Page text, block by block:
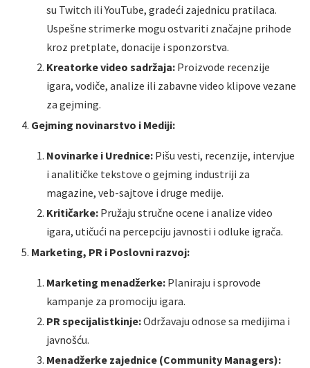
su Twitch ili YouTube, gradeći zajednicu pratilaca.
Uspešne strimerke mogu ostvariti značajne prihode
kroz pretplate, donacije i sponzorstva.
Kreatorke video sadržaja: Proizvode recenzije
igara, vodiče, analize ili zabavne video klipove vezane
za gejming.
Gejming novinarstvo i Mediji:
Novinarke i Urednice: Pišu vesti, recenzije, intervjue
i analitičke tekstove o gejming industriji za
magazine, veb-sajtove i druge medije.
Kritičarke: Pružaju stručne ocene i analize video
igara, utičući na percepciju javnosti i odluke igrača.
Marketing, PR i Poslovni razvoj:
Marketing menadžerke: Planiraju i sprovode
kampanje za promociju igara.
PR specijalistkinje:Održavaju odnose sa medijima i
javnošću.
Menadžerke zajednice (Community Managers):